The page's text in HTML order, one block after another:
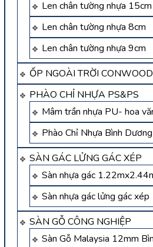
Len chân tường nhựa 15cm
Len chân tường nhựa 8cm
Len chân tường nhựa 9cm
ỐP NGOÀI TRỜI CONWOOD
PHÀO CHỈ NHỰA PS&PS
Mâm trần nhựa PU- hoa
Phào Chỉ Nhựa Bình Dương
SÀN GÁC LỬNG GÁC XÉP
Sàn nhựa gác
Sàn nhựa gác lửng gác xép
SÀN GỖ CÔNG NGHIỆP
Sàn Gỗ Malaysia 12mm